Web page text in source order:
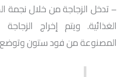
– تدخل الزجاجة من خلال نجمة
الغذائية. ويتم إخراج
المصنوعة من فود ستون وتوضع